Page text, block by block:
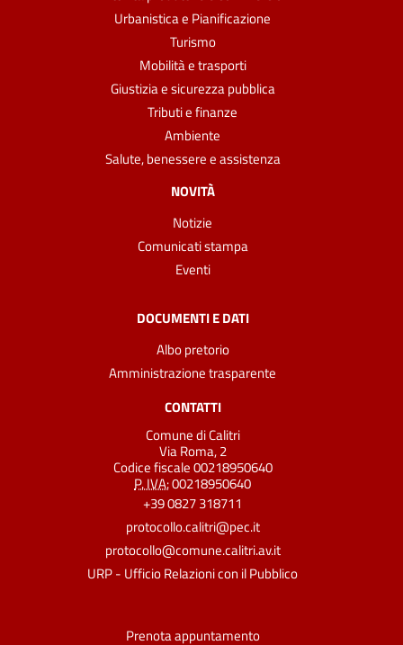
Urbanistica e Pianificazione
Turismo
Mobilità e trasporti
Giustizia e sicurezza pubblica
Tributi e finanze
Ambiente
Salute, benessere e assistenza
NOVITÀ
Notizie
Comunicati stampa
Eventi
DOCUMENTI E DATI
Albo pretorio
Amministrazione trasparente
CONTATTI
Comune di Calitri
Via Roma, 2
Codice fiscale 00218950640
P. IVA:00218950640
+39 0827 318711
protocollo.calitri@pec.it
protocollo@comune.calitri.av.it
URP - Ufficio Relazioni con il Pubblico
Prenota appuntamento